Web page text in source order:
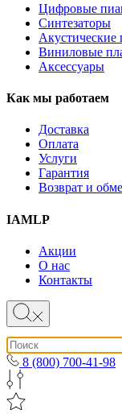
Цифровые
Синтезаторы
Акустические
Виниловые
Аксессуары
Как мы работаем
Доставка
Оплата
Услуги
Гарантия
Возврат и
IAMLP
Акции
О нас
Контакты
8 (800) 700-41-98